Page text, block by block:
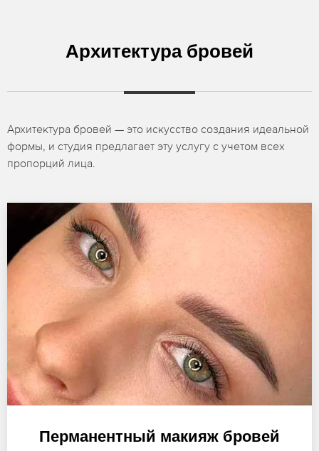
Архитектура бровей
Архитектура бровей — это искусство создания идеальной
формы, и студия предлагает эту услугу с учетом всех
пропорций лица.
Перманентный макияж бровей